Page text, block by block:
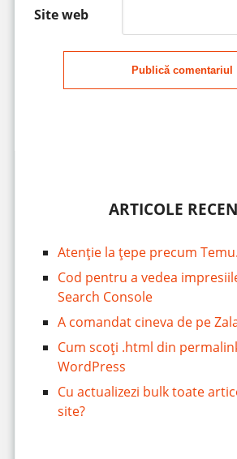
Site web
Publică comentariul
ARTICOLE
Atenție la țepe precum
Cod pentru a vedea
Search Console
A comandat cineva de pe
Cum scoți .html din
WordPress
Cu actualizezi bulk toate
site?